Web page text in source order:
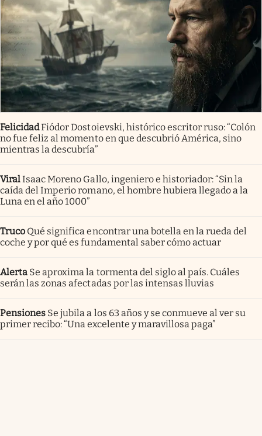
FelicidadFiódor Dostoievski, histórico escritor ruso: “Colón
no fue feliz al momento en que descubrió América, sino
mientras la descubría”
ViralIsaac Moreno Gallo, ingeniero e historiador: “Sin la
caída del Imperio romano, el hombre hubiera llegado a la
Luna en el año 1000”
Truco Qué significa encontrar una botella en la rueda del
coche y por qué es fundamental saber cómo actuar
Alerta Se aproxima la tormenta del siglo al país. Cuáles
serán las zonas afectadas por las intensas lluvias
Pensiones Se jubila a los 63 años y se conmueve al ver su
primer recibo: “Una excelente y maravillosa paga”